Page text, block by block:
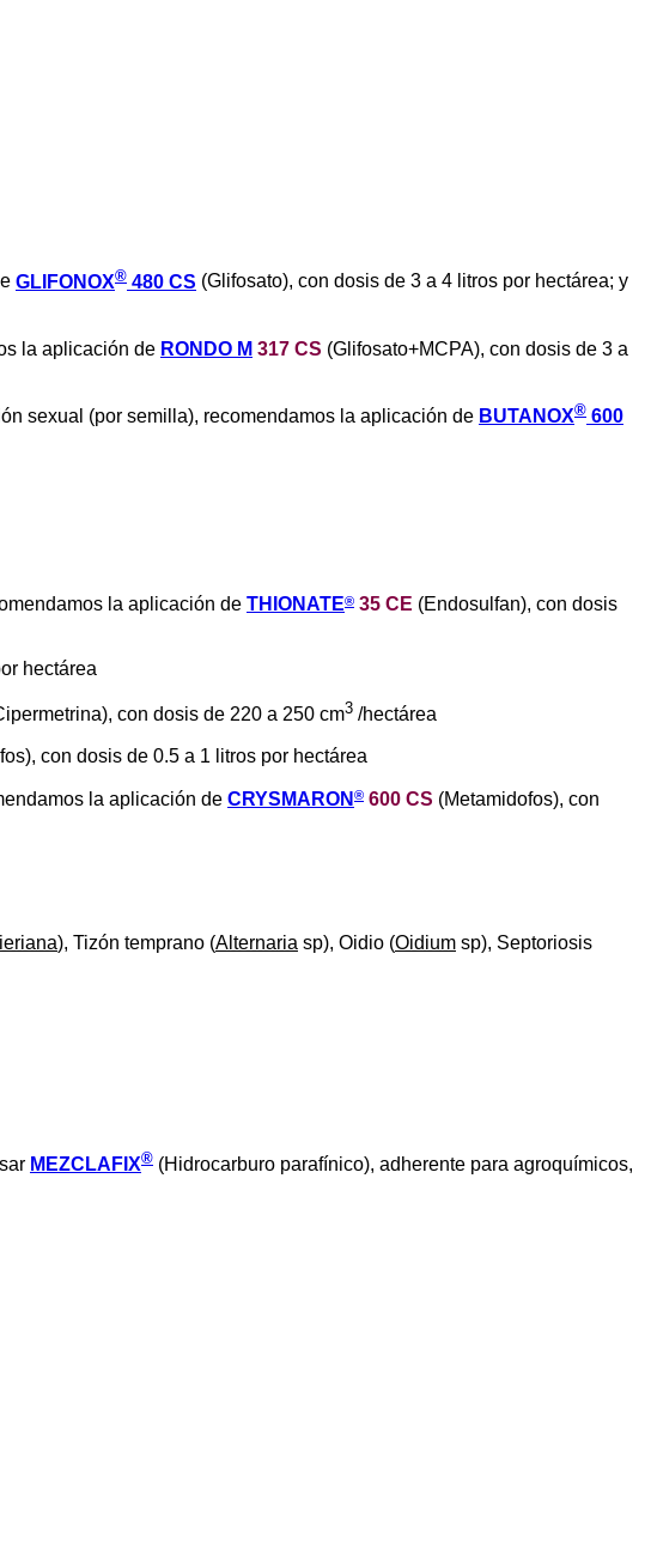
GLIFONOX® 480 CS (Glifosato), con dosis de 3 a 4 litros por hectárea; y
la aplicación de RONDO M 317 CS (Glifosato+MCPA), con dosis de 3 a
sexual (por semilla), recomendamos la aplicación de BUTANOX® 600
la aplicación de THIONATE® 35 CE (Endosulfan), con dosis
hectárea
con dosis de 220 a 250 cm3 /hectárea
con dosis de 0.5 a 1 litros por hectárea
la aplicación de CRYSMARON ® 600 CS (Metamidofos), con
), Tizón temprano (Alternaria sp), Oidio (Oidium sp), Septoriosis
MEZCLAFIX® (Hidrocarburo parafínico), adherente para agroquímicos,